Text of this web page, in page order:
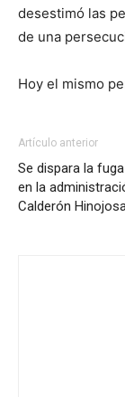
desestimó las
de una
Hoy el mismo
Artículo anterior
Se dispara la
en la
Calderón